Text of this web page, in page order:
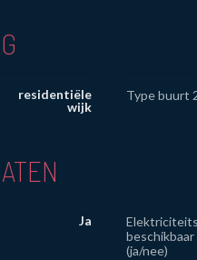
residentiële
wijk
Type buurt
Ja
beschikbaar
(ja/nee)